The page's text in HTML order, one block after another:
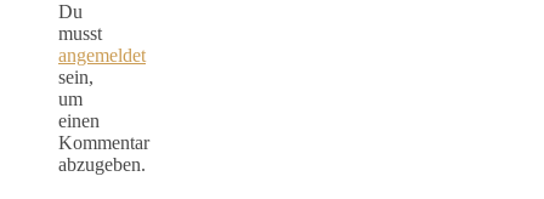
Du
musst
angemeldet
sein,
um
einen
Kommentar
abzugeben.